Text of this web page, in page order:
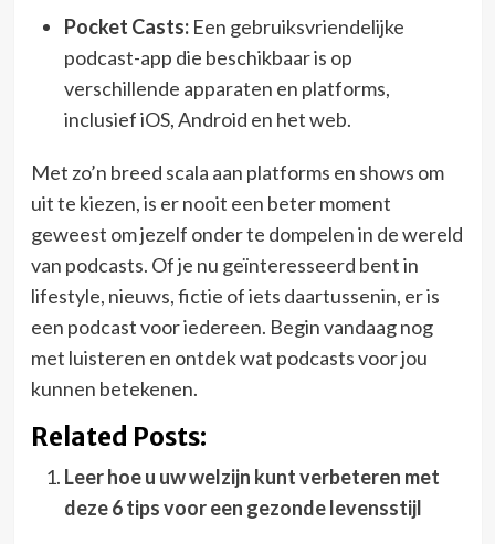
Pocket Casts:Een gebruiksvriendelijke
podcast-app die beschikbaar is op
verschillende apparaten en platforms,
inclusief iOS, Android en het web.
Met zo’n breed scala aan platforms en shows om
uit te kiezen, is er nooit een beter moment
geweest om jezelf onder te dompelen in de wereld
van podcasts. Of je nu geïnteresseerd bent in
lifestyle, nieuws, fictie of iets daartussenin, er is
een podcast voor iedereen. Begin vandaag nog
met luisteren en ontdek wat podcasts voor jou
kunnen betekenen.
Related Posts:
Leer hoe u uw welzijn kunt verbeteren met
deze 6 tips voor een gezonde levensstijl